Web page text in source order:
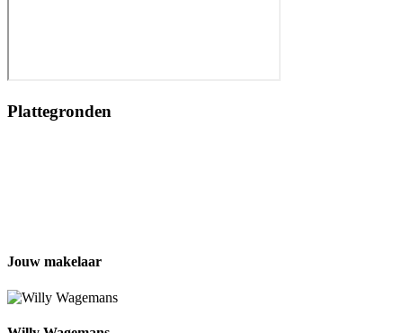
Plattegronden
Jouw makelaar